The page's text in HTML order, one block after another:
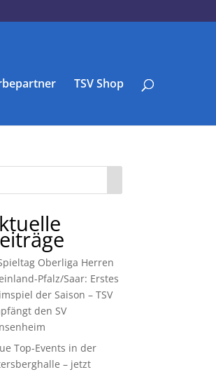
TSV Shop
Oberliga Herren
Pfalz/Saar: Erstes
der Saison – TSV
den SV
Top-Events in der
– jetzt